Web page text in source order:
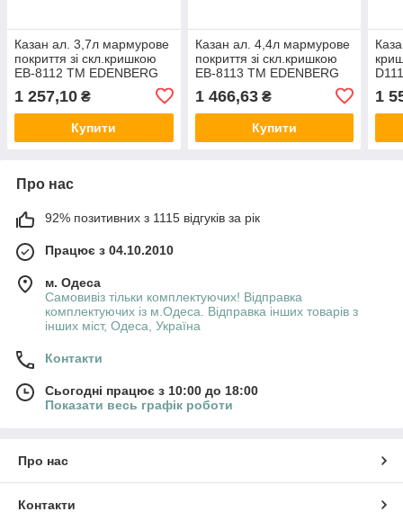
Казан ал. 3,7л мармурове
покриття зі скл.кришкою
ЕВ-8112 ТМ EDENBERG
1 257,10 ₴
Купити
Казан ал. 4,4л мармурове
покриття зі скл.кришкою
ЕВ-8113 ТМ EDENBERG
1 466,63₴
Купити
1
Про нас
92% позитивних з 1115 відгуків за рік
Працює з 04.10.2010
м. Одеса
Самовивіз тільки комплектуючих! Відправка
комплектуючих із м.Одеса. Відправка інших товарів з
інших міст, Одеса, Україна
Контакти
Сьогодні працює з 10:00 до 18:00
Показати весь графік роботи
Про нас
Контакти